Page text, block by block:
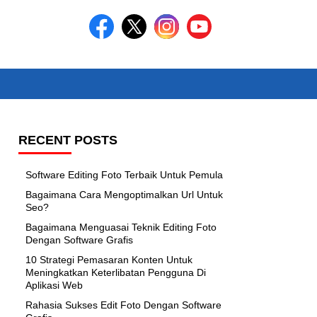
RECENT POSTS
Software Editing Foto Terbaik Untuk Pemula
Bagaimana Cara Mengoptimalkan Url Untuk
Seo?
Bagaimana Menguasai Teknik Editing Foto
Dengan Software Grafis
10 Strategi Pemasaran Konten Untuk
Meningkatkan Keterlibatan Pengguna Di
Aplikasi Web
Rahasia Sukses Edit Foto Dengan Software